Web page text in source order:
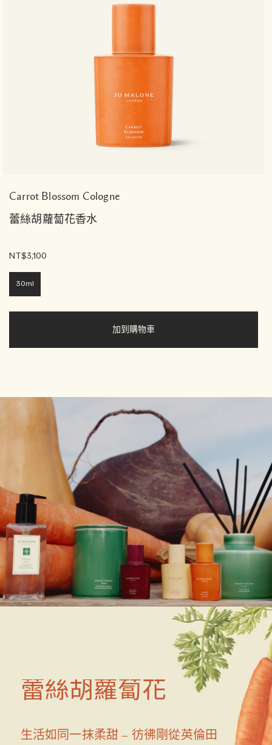
Carrot Blossom Cologne
蕾絲胡蘿蔔花香水
NT$3,100
30ml
加到購物車
蕾絲胡蘿蔔花
生活如同一抹柔甜 — 彷彿剛從英倫田